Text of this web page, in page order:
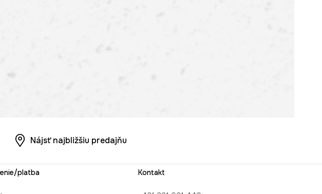
Nájsť najbližšiu predajňu
platba Kontakt